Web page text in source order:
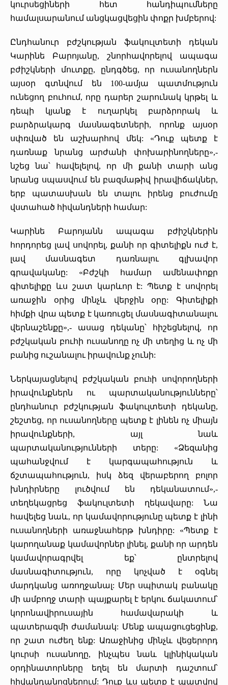
«Հերացի» արհեստակցական կազմակերպություն
կուրսեցիների հետ հանդիպումները
համալսարանում անցկացվեցին փոքր խմբերով:
Ընդհանուր բժշկության ֆակուլտետի դեկան
Կարինե Բարոյանը, շնորհավորելով ապագա
բժիշկների մուտքը, ընդգծեց, որ ուսանողներն
այսօր գտնվում են 100-ամյա պատմություն
ունեցող բուհում, որը դարեր շարունակ կրթել և
դեպի կյանք է ուղարկել բարձրորակ և
բարձրակարգ մասնագետների, որոնք այսօր
սփռված են աշխարհով մեկ: «Դուք պետք է
դառնաք նրանց արժանի փոխարինողները»,-
նշեց նա՝ հավելելով, որ մի քանի տարի անց
նրանց սպասվում են բազմաթիվ իրավիճակներ,
երբ պատասխան են տալու իրենց բուժումը
վստահած հիվանդների համար:
Կարինե Բարոյանն ապագա բժիշկներին
հորդորեց լավ սովորել, քանի որ գիտելիքն ուժ է,
լավ մասնագետ դառնալու գլխավոր
գրավականը: «Բժշկի համար ամենափոքր
գիտելիքը ևս շատ կարևոր է: Պետք է սովորել
առաջին օրից մինչև վերջին օրը: Գիտելիքի
հիմքի վրա պետք է կառուցել մասնագիտանալու
վերնաշենքը»,- ասաց դեկանը՝ հիշեցնելով, որ
բժշկական բուհի ուսանողը ոչ մի տեղից և ոչ մի
բանից ուշանալու իրավունք չունի:
Ներկայացնելով բժշկական բուhի սովորողների
իրավունքներն ու պարտականությունները՝
ընդհանուր բժշկության ֆակուլտետի դեկանը,
շեշտեց, որ ուսանողները պետք է լինեն ոչ միայն
իրավունքների, այլ նաև
պարտականությունների տերը: «Ձեզանից
պահանջվում է կարգապահություն և
ճշտապահություն, իսկ ձեզ վերաբերող բոլոր
խնդիրները լուծվում են դեկանատում»,-
տեղեկացրեց ֆակուլտետի ղեկավարը: Նա
հավելեց նաև, որ կամավորությունը պետք է լինի
ուսանողների առաջնահերթ խնդիրը: «Պետք է
կարողանաք կամավորներ լինել, քանի որ արդեն
կամավորագրվել եք՝ ընտրելով
մասնագիտություն, որը կոչված է օգնել
մարդկանց առողջանալ: Մեր սպիտակ բանակը
մի ամբողջ տարի պայքարել է երկու ճակատում՝
կորոնավիրուսային համավարակի և
պատերազմի ժամանակ: Մենք ապացուցեցինք,
որ շատ ուժեղ ենք: Առաջինից մինչև վեցերորդ
կուրսի ուսանողը, ինչպես նաև կլինիկական
օրդինատորները եղել են մարտի դաշտում՝
հիվանդանոցներում: Դուք ևս պետք է պատվով